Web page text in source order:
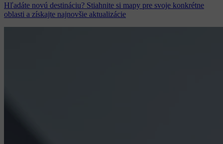
Hľadáte novú destináciu? Stiahnite si mapy pre svoje konkrétne
oblasti a získajte najnovšie aktualizácie